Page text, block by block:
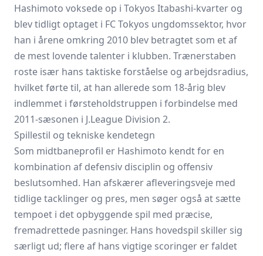
Hashimoto voksede op i Tokyos Itabashi-kvarter og
blev tidligt optaget i FC Tokyos ungdomssektor, hvor
han i årene omkring 2010 blev betragtet som et af
de mest lovende talenter i klubben. Trænerstaben
roste især hans taktiske forståelse og arbejdsradius,
hvilket førte til, at han allerede som 18-årig blev
indlemmet i førsteholdstruppen i forbindelse med
2011-sæsonen i J.League Division 2.
Spillestil og tekniske kendetegn
Som midtbaneprofil er Hashimoto kendt for en
kombination af defensiv disciplin og offensiv
beslutsomhed. Han afskærer afleveringsveje med
tidlige tacklinger og pres, men søger også at sætte
tempoet i det opbyggende spil med præcise,
fremadrettede pasninger. Hans hovedspil skiller sig
særligt ud; flere af hans vigtige scoringer er faldet